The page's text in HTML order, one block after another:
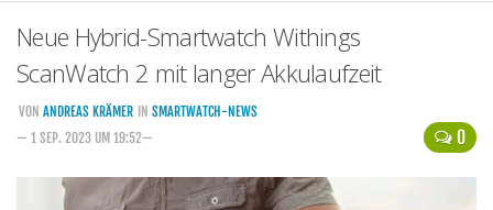
Kommende Smartwatches
Handytarife
BASE
Neue Hybrid-Smartwatch Withings
ScanWatch 2 mit langer Akkulaufzeit
0
VON ANDREAS KRÄMER IN SMARTWATCH-NEWS
— 1 SEP. 2023 UM 19:52—